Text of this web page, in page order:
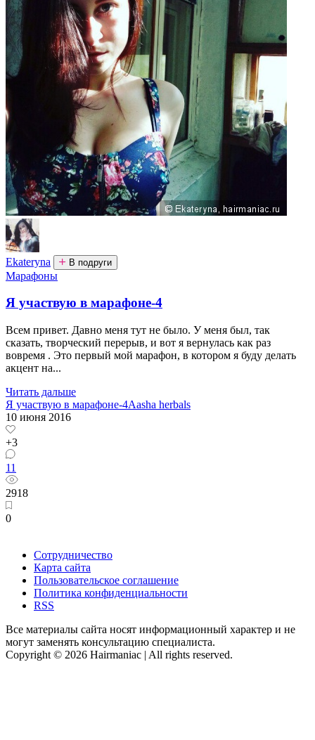
Ekateryna В подруги
Марафоны
Я участвую в марафоне-4
Всем привет. Давно меня тут не было. У меня был, так
сказать, творческий перерыв, и вот я вернулась как раз
вовремя . Это первый мой марафон, в котором я буду делать
акцент на...
Читать дальше
Я участвую в марафоне-4Aasha herbals
10 июня 2016
+3
11
2918
0
Сотрудничество
Карта сайта
Пользовательское соглашение
Политика конфиденциальности
RSS
Все материалы сайта носят информационный характер и не
могут заменять консультацию специалиста.
Copyright © 2026 Hairmaniac | All rights reserved.